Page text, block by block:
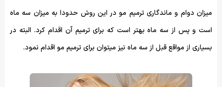
میزان دوام و ماندگاری ترمیم مو در این روش حدودا به میزان سه ماه
است و پس از سه ماه بهتر است که برای ترمیم آن اقدام کرد. البته در
بسیاری از مواقع قبل از سه ماه نیز میتوان برای ترمیم مو اقدام نمود.